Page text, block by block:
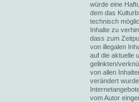
würde eine
dem das
technisch
Inhalte zu
dass zum
von illegalen
auf die aktuelle
gelinkten/
von allen
verändert
vom Autor